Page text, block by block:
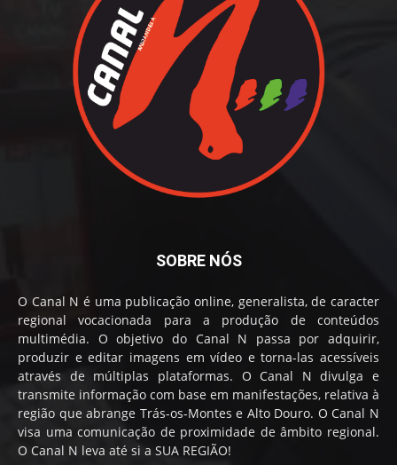
SOBRE NÓS
O Canal N é uma publicação online, generalista, de caracter
regional vocacionada para a produção de conteúdos
multimédia. O objetivo do Canal N passa por adquirir,
produzir e editar imagens em vídeo e torna-las acessíveis
através de múltiplas plataformas. O Canal N divulga e
transmite informação com base em manifestações, relativa à
região que abrange Trás-os-Montes e Alto Douro. O Canal N
visa uma comunicação de proximidade de âmbito regional.
O Canal N leva até si a SUA REGIÃO!